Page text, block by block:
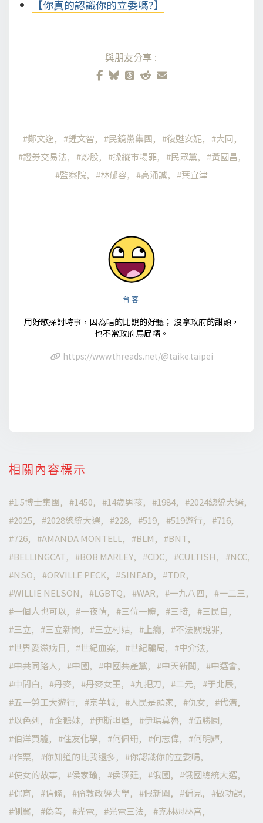
【你真的認識你的立委嗎?】
與朋友分享:
鄭文逸 鍾文智 民鏡黨集團 復甦安妮
大同
證券交易法
炒股 操縱市場罪 民眾黨
黃國昌
監察院
林郁容 高涌誠 葉宜津
台客
用好歌探討時事，因為唱的比說的好聽； 沒拿政府的甜頭，
也不當政府馬屁精。
https://www.threads.net/@taike.taipei
相關內容標示
1.5博士集團 1450 14歲男孩 1984
2024總統大選
2025
2028總統大選 228 519 519遊行
716
726
AMANDA MONTELL BLM
BNT
BELLINGCAT
BOB MARLEY CDC CULTISH
NCC
NSO
ORVILLE PECK SINEAD
TDR
WILLIE NELSON
LGBTQ WAR 一九八四
一二三
一個人也可以
一夜情 三位一體 三接
三民自
三立
三立新聞 三立村姑 上癮
不法關說罪
世界愛滋病日
世紀血案 世紀騙局
中介法
中共同路人
中國 中國共產黨 中天新聞
中選會
中間白
丹麥 丹麥女王 九把刀 二元
于北辰
五一勞工大遊行
京華城 人民是頭家 仇女
代溝
以色列
企鵝妹 伊斯坦堡 伊瑪莫魯
伍勝園
伯洋買驢
住友化學 何佩珊 何志偉
何明輝
作票
你知道的比我還多
你認識你的立委嗎
使女的故事
侯家瑜 侯漢廷 俄國
俄國總統大選
保育
信條 倫敦政經大學 假新聞 偏見
做功課
側翼
偽善 光電 光電三法
克林姆林宮